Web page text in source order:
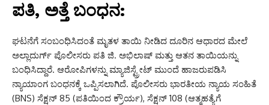
ಪತಿ, ಅತ್ತೆ ಬಂಧನ:
ಘಟನೆಗೆ ಸಂಬಂಧಿಸಿದಂತೆ ಮೃತಳ ತಾಯಿ ನೀಡಿದ ದೂರಿನ ಆಧಾರದ ಮೇಲೆ
ಅಲ್ಲಾದುರ್ಗ್ ಪೊಲೀಸರು ಪತಿ ಜಿ. ಅಭಿಲಾಷ್ ಮತ್ತು ಆತನ ತಾಯಿಯನ್ನು
ಬಂಧಿಸಿದ್ದಾರೆ. ಆರೋಪಿಗಳನ್ನು ಮ್ಯಾಜಿಸ್ಟ್ರೇಟ್ ಮುಂದೆ ಹಾಜರುಪಡಿಸಿ
ನ್ಯಾಯಾಂಗ ಬಂಧನಕ್ಕೆ ಒಪ್ಪಿಸಲಾಗಿದೆ. ಪೊಲೀಸರು ಭಾರತೀಯ ನ್ಯಾಯ ಸಂಹಿತೆ
(BNS) ಸೆಕ್ಷನ್ 85 (ಪತಿಯಿಂದ ಕ್ರೌರ್ಯ), ಸೆಕ್ಷನ್ 108 (ಆತ್ಮಹತ್ಯೆಗೆ